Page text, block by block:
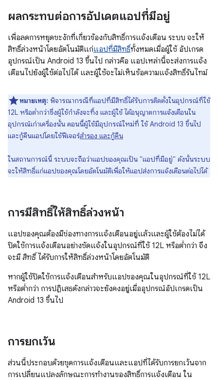
ผลกระทบต่อการอัปเดตแอปที่มีอยู่
เพื่อลดการหยุดชะงักที่เกี่ยวข้องกับสิทธิ์การแจ้งเตือน ระบบ จะให้
สิทธิ์ล่วงหน้าโดยอัตโนมัติแก่แอปที่มีสิทธิ์ทั้งหมดเมื่อผู้ใช้ อัปเกรด
อุปกรณ์เป็น Android 13 ขึ้นไป กล่าวคือ แอปเหล่านี้จะส่งการแจ้ง
เตือนไปยังผู้ใช้ต่อไปได้ และผู้ใช้จะไม่เห็นข้อความแจ้งสิทธิ์รันไทม์
หมายเหตุ: พิจารณากรณีที่แอปที่มีสิทธิ์ได้รับการติดตั้งในอุปกรณ์ที่ใช้
12L หรือต่ำกว่าซึ่งผู้ใช้กำลังจะทิ้ง และผู้ใช้ ได้อนุญาตการแจ้งเตือนใน
อุปกรณ์เก่าเครื่องนั้น ตอนนี้ผู้ใช้มีอุปกรณ์ใหม่ที่ ใช้ Android 13 ขึ้นไป
และกู้คืนแอปโดยใช้ฟีเจอร์สำรอง และกู้คืน
ในสถานการณ์นี้ ระบบจะถือว่าแอปของคุณเป็น "แอปที่มีอยู่" ดังนั้นระบบ
จะให้สิทธิ์แก่แอปของคุณโดยอัตโนมัติเพื่อให้แอปส่งการแจ้งเตือนต่อไปได้
การมีสิทธิ์ให้สิทธิ์ล่วงหน้า
แอปของคุณต้องมีช่องทางการแจ้งเตือนอยู่แล้วและผู้ใช้ต้องไม่ได้
ปิดใช้การแจ้งเตือนอย่างชัดแจ้งในอุปกรณ์ที่ใช้ 12L หรือต่ำกว่า จึง
จะมีสิทธิ์ ได้รับการให้สิทธิ์ล่วงหน้าโดยอัตโนมัติ
หากผู้ใช้ปิดใช้การแจ้งเตือนสำหรับแอปของคุณในอุปกรณ์ที่ใช้ 12L
หรือต่ำกว่า การปฏิเสธดังกล่าวจะยังคงอยู่เมื่ออุปกรณ์อัปเกรดเป็น
Android 13 ขึ้นไป
การยกเว้น
ส่วนนี้ประกอบด้วยชุดการแจ้งเตือนและแอปที่ได้รับการยกเว้นจาก
การเปลี่ยนแปลงลักษณะการทำงานของสิทธิ์การแจ้งเตือน ใน